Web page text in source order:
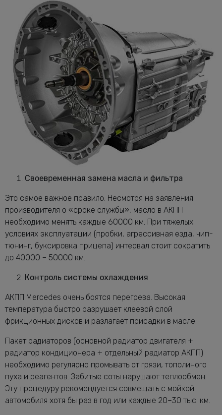
Своевременная замена масла и фильтра
Это самое важное правило. Несмотря на заявления
производителя о «сроке службы», масло в АКПП
необходимо менять каждые 60000 км. При тяжелых
условиях эксплуатации (пробки, агрессивная езда, чип-
тюнинг, буксировка прицепа) интервал стоит сократить
до 40000 – 50000 км.
Контроль системы охлаждения
АКПП Mercedes очень боятся перегрева. Высокая
температура быстро разрушает клеевой слой
фрикционных дисков и разлагает присадки в масле.
Пакет радиаторов (основной радиатор двигателя +
радиатор кондиционера + отдельный радиатор АКПП)
необходимо регулярно промывать от грязи, тополиного
пуха и реагентов. Забитые соты нарушают теплообмен.
Эту процедуру рекомендуется совмещать с мойкой
автомобиля хотя бы раз в год или каждые 20–30 тыс. км.